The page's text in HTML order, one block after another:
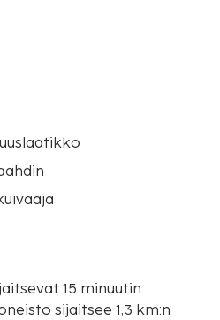
15 minuutin